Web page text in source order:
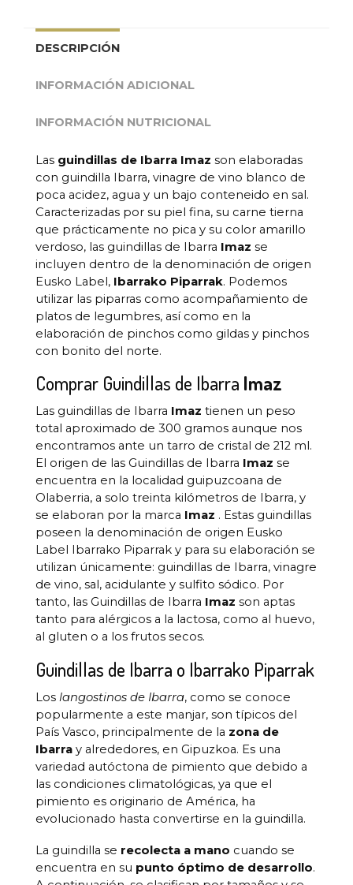
DESCRIPCIÓN
INFORMACIÓN ADICIONAL
INFORMACIÓN NUTRICIONAL
Las guindillas de Ibarra Imaz son elaboradas
con guindilla Ibarra, vinagre de vino blanco de
poca acidez, agua y un bajo conteneido en sal.
Caracterizadas por su piel fina, su carne tierna
que prácticamente no pica y su color amarillo
verdoso, las guindillas de Ibarra Imaz se
incluyen dentro de la denominación de origen
Eusko Label, Ibarrako Piparrak. Podemos
utilizar las piparras como acompañamiento de
platos de legumbres, así como en la
elaboración de pinchos como gildas y pinchos
con bonito del norte.
Comprar Guindillas de Ibarra Imaz
Las guindillas de Ibarra Imaz tienen un peso
total aproximado de 300 gramos aunque nos
encontramos ante un tarro de cristal de 212 ml.
El origen de las Guindillas de Ibarra Imaz se
encuentra en la localidad guipuzcoana de
Olaberria, a solo treinta kilómetros de Ibarra, y
se elaboran por la marca Imaz . Estas guindillas
poseen la denominación de origen Eusko
Label Ibarrako Piparrak y para su elaboración se
utilizan únicamente: guindillas de Ibarra, vinagre
de vino, sal, acidulante y sulfito sódico. Por
tanto, las Guindillas de Ibarra Imaz son aptas
tanto para alérgicos a la lactosa, como al huevo,
al gluten o a los frutos secos.
Guindillas de Ibarra o Ibarrako Piparrak
Los langostinos de Ibarra, como se conoce
popularmente a este manjar, son típicos del
País Vasco, principalmente de la zona de
Ibarra y alrededores, en Gipuzkoa. Es una
variedad autóctona de pimiento que debido a
las condiciones climatológicas, ya que el
pimiento es originario de América, ha
evolucionado hasta convertirse en la guindilla.
La guindilla se recolecta a mano cuando se
encuentra en su punto óptimo de desarrollo.